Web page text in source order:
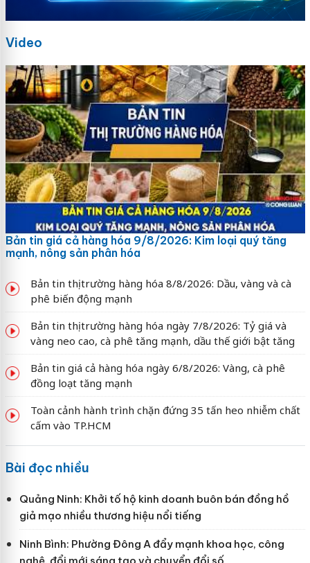
Video
Bản tin giá cả hàng hóa 9/8/2026: Kim loại quý tăng
mạnh, nông sản phân hóa
Bản tin thị trường hàng hóa 8/8/2026: Dầu, vàng và cà
phê biến động mạnh
Bản tin thị trường hàng hóa ngày 7/8/2026: Tỷ giá và
vàng neo cao, cà phê tăng mạnh, dầu thế giới bật tăng
Bản tin giá cả hàng hóa ngày 6/8/2026: Vàng, cà phê
đồng loạt tăng mạnh
Toàn cảnh hành trình chặn đứng 35 tấn heo nhiễm chất
cấm vào TP.HCM
Bài đọc nhiều
Quảng Ninh: Khởi tố hộ kinh doanh buôn bán đồng hồ
giả mạo nhiều thương hiệu nổi tiếng
Ninh Bình: Phường Đông A đẩy mạnh khoa học, công